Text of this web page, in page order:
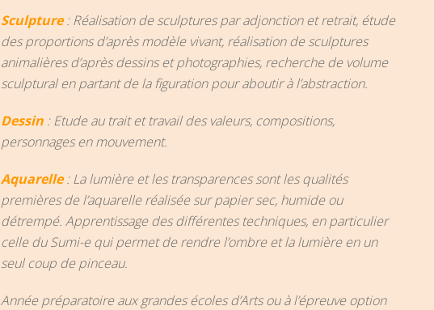
Sculpture: Réalisation de sculptures par adjonction et retrait, étude
des proportions d’après modèle vivant, réalisation de sculptures
animalières d’après dessins et photographies, recherche de volume
sculptural en partant de la figuration pour aboutir à l’abstraction.
Dessin: Etude au trait et travail des valeurs, compositions,
personnages en mouvement.
Aquarelle: La lumière et les transparences sont les qualités
premières de l’aquarelle réalisée sur papier sec, humide ou
détrempé. Apprentissage des différentes techniques, en particulier
celle du Sumi-e qui permet de rendre l’ombre et la lumière en un
seul coup de pinceau.
Année préparatoire aux grandes écoles d’Arts ou à l’épreuve option